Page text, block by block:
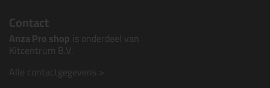
Contact
Anza Pro shop is onderdeel van
Kitcentrum B.V.
Alle contactgegevens >